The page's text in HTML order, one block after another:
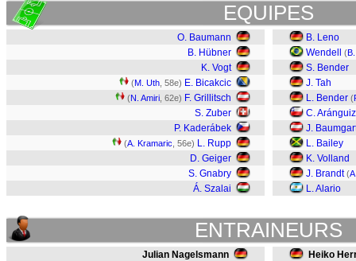
EQUIPES
O. Baumann
B. Hübner
K. Vogt
(M. Uth , 58e) E. Bicakcic
(N. Amiri , 62e) F. Grillitsch
S. Zuber
P. Kaderábek
(A. Kramaric , 56e) L. Rupp
D. Geiger
S. Gnabry
Á. Szalai
B. Leno
Wendell
(
S. Bender
J. Tah
L. Bender (
C. Aránguiz
J.
L. Bailey
K. Volland
J. Brandt (
L. Alario
ENTRAINEURS
Julian Nagelsmann Heiko